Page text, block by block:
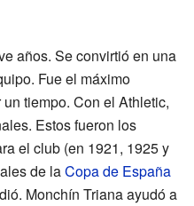
años. Se convirtió en una
Fue el máximo
tiempo. Con el Athletic,
Estos fueron los
el club (en 1921, 1925 y
de laCopa de España
Monchín Triana ayudó a